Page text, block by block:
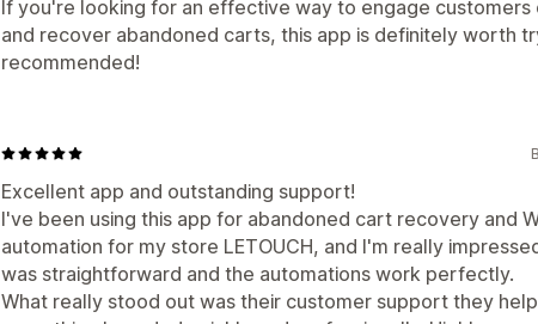
If you're looking for an effective way to engage customers
and recover abandoned carts, this app is definitely worth
recommended!
Excellent app and outstanding support!
I've been using this app for abandoned cart recovery and
automation for my store LETOUCH, and I'm really
was straightforward and the automations work perfectly.
What really stood out was their customer support they